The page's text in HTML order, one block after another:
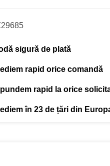
sigură de plată
rapid orice comandă
rapid la orice
în 23 de țări din